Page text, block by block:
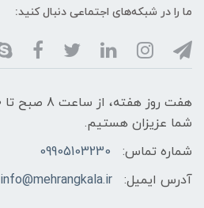
ما را در شبکه‌های اجتماعی دنبال کنید:
شما عزیزان هستیم.
شماره تماس:
09905103230
آدرس ایمیل:
info@mehrangkala.ir